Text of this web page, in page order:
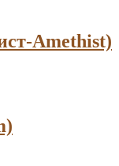
Amethist)